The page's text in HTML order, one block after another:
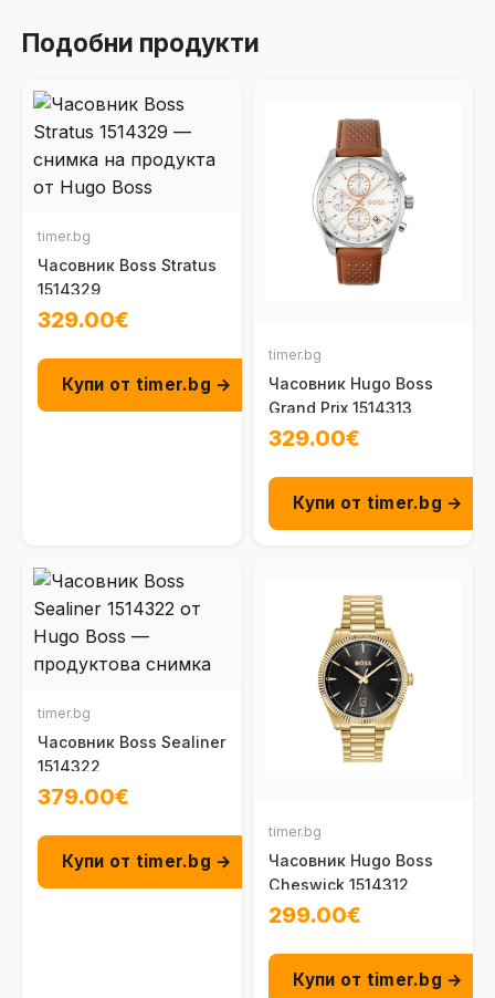
Подобни продукти
timer.bg
Часовник Boss Stratus
1514329
329.00€
Купи от timer.bg →
timer.bg
Часовник Hugo Boss
Grand Prix 1514313
329.00€
Купи от timer.bg →
timer.bg
Часовник Boss Sealiner
1514322
379.00€
Купи от timer.bg →
timer.bg
Часовник Hugo Boss
Cheswick 1514312
299.00€
Купи от timer.bg →